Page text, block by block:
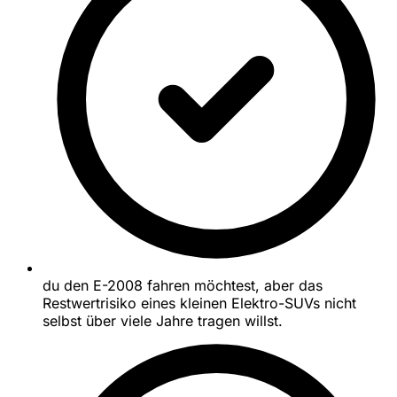
du den E-2008 fahren möchtest, aber das
Restwertrisiko eines kleinen Elektro-SUVs nicht
selbst über viele Jahre tragen willst.